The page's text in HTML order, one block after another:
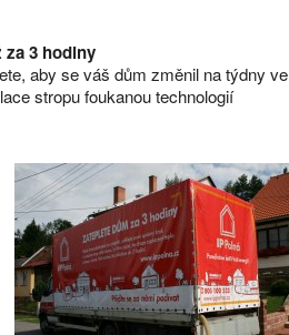
za 3 hodiny
aby se váš dům změnil na týdny ve
stropu foukanou technologií